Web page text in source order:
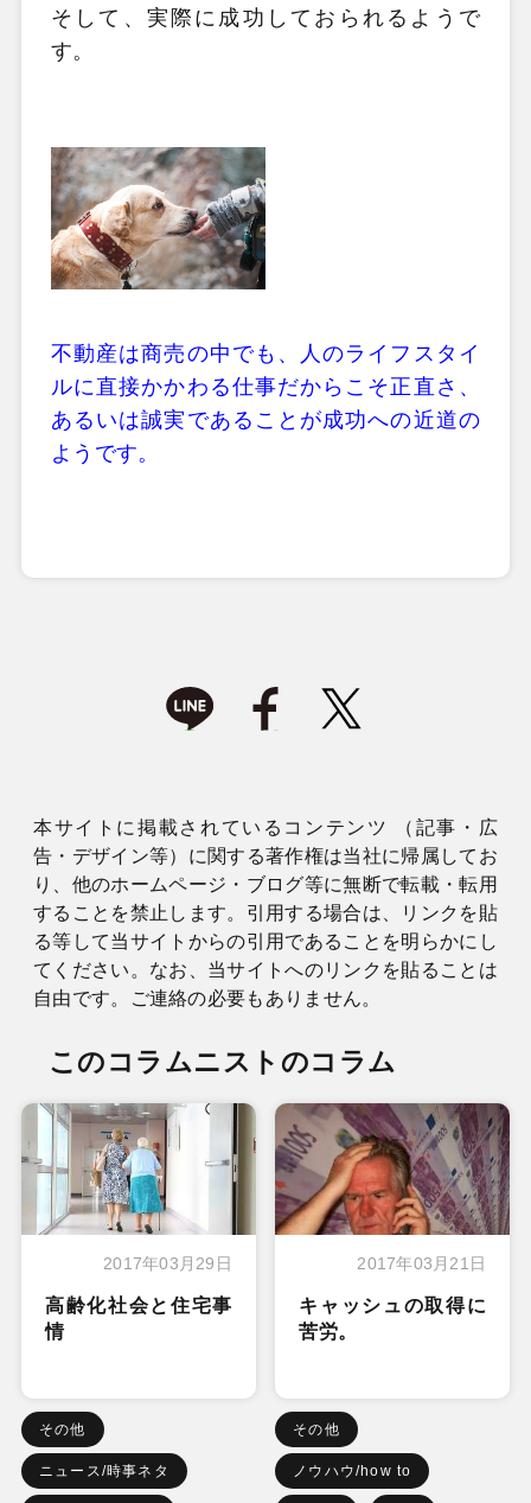
そして、実際に成功しておられるようで
す。
不動産は商売の中でも、人のライフスタイ
ルに直接かかわる仕事だからこそ正直さ、
あるいは誠実であることが成功への近道の
ようです。
本サイトに掲載されているコンテンツ （記事・広
告・デザイン等）に関する著作権は当社に帰属してお
り、他のホームページ・ブログ等に無断で転載・転用
することを禁止します。引用する場合は、リンクを貼
る等して当サイトからの引用であることを明らかにし
てください。なお、当サイトへのリンクを貼ることは
自由です。ご連絡の必要もありません。
このコラムニストのコラム
2017年03月29日
高齢化社会と住宅事
情
その他
ニュース/時事ネタ
2017年03月21日
キャッシュの取得に
苦労。
その他
ノウハウ/how to